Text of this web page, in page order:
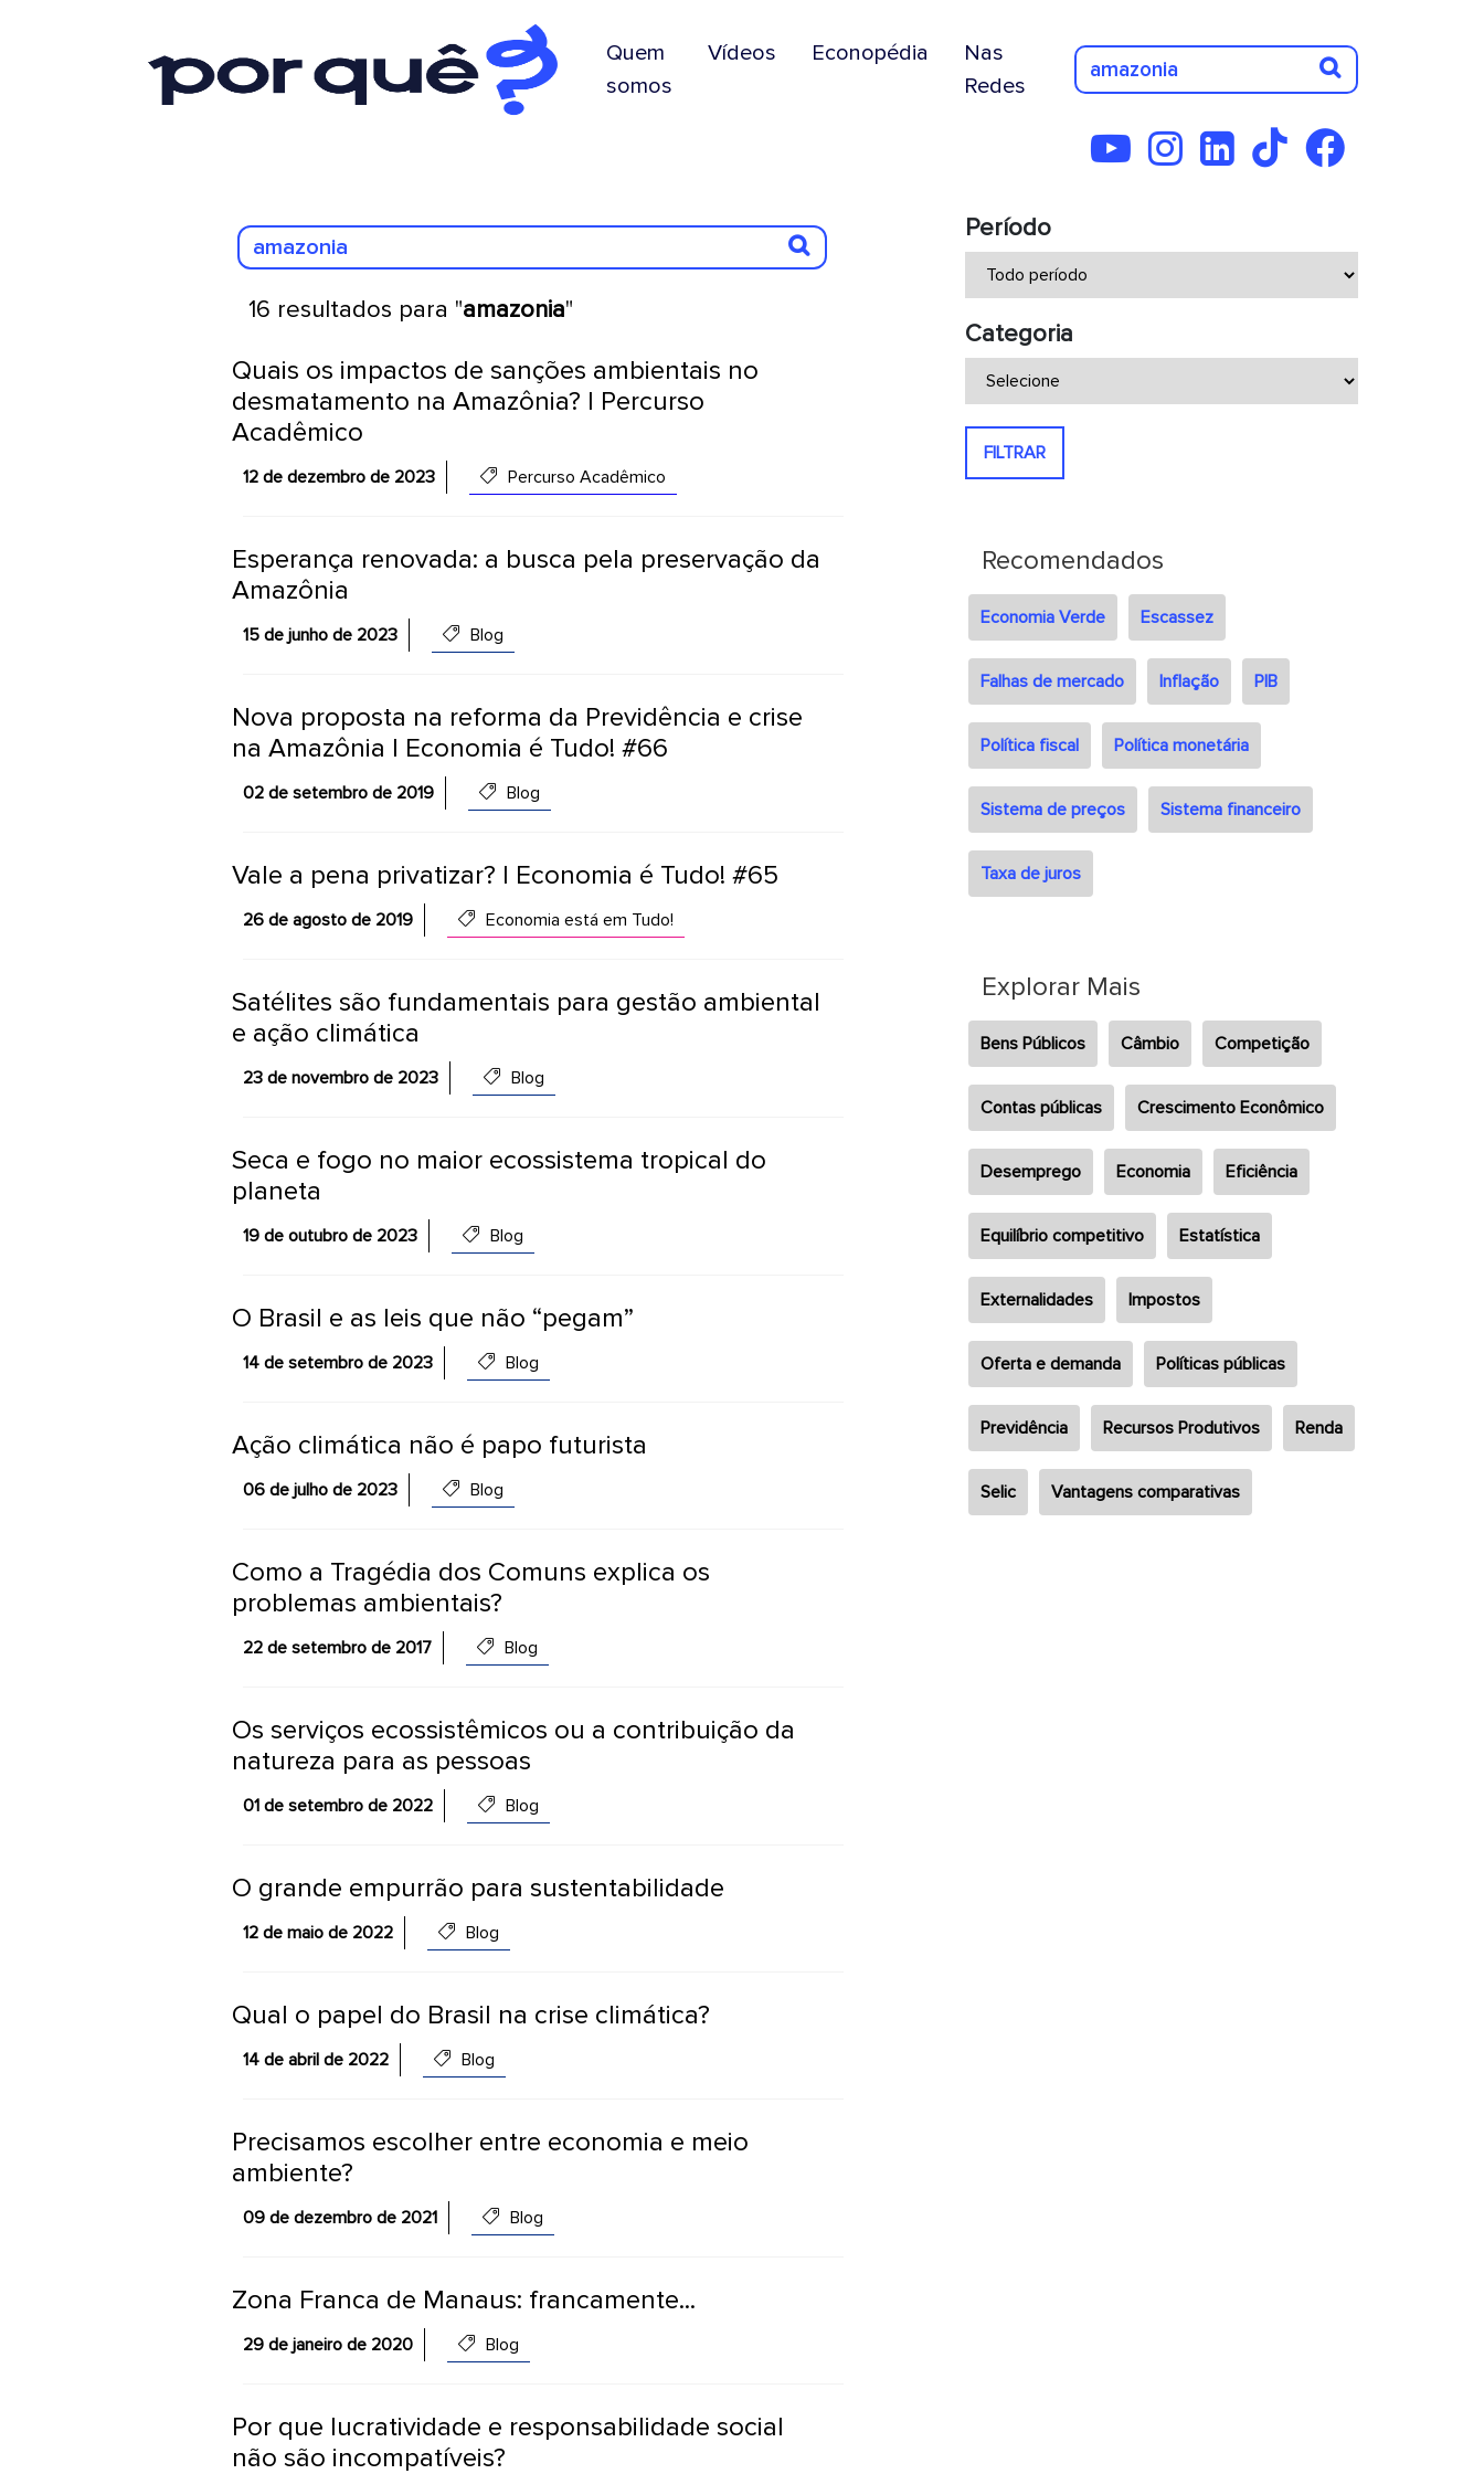
Quem
somos
Vídeos Econopédia
Nas
Redes
16 resultados para "amazonia"
Quais os impactos de sanções ambientais no
desmatamento na Amazônia? | Percurso
Acadêmico
12 de dezembro de 2023 Percurso Acadêmico
Esperança renovada: a busca pela preservação da
Amazônia
15 de junho de 2023 Blog
Nova proposta na reforma da Previdência e crise
na Amazônia | Economia é Tudo! #66
02 de setembro de 2019 Blog
Vale a pena privatizar? | Economia é Tudo! #65
26 de agosto de 2019 Economia está em Tudo!
Satélites são fundamentais para gestão ambiental
e ação climática
23 de novembro de 2023 Blog
Seca e fogo no maior ecossistema tropical do
planeta
19 de outubro de 2023 Blog
O Brasil e as leis que não “pegam”
14 de setembro de 2023 Blog
Ação climática não é papo futurista
06 de julho de 2023 Blog
Como a Tragédia dos Comuns explica os
problemas ambientais?
22 de setembro de 2017 Blog
Os serviços ecossistêmicos ou a contribuição da
natureza para as pessoas
01 de setembro de 2022 Blog
O grande empurrão para sustentabilidade
12 de maio de 2022 Blog
Qual o papel do Brasil na crise climática?
14 de abril de 2022 Blog
Precisamos escolher entre economia e meio
ambiente?
09 de dezembro de 2021 Blog
Zona Franca de Manaus: francamente...
29 de janeiro de 2020 Blog
Por que lucratividade e responsabilidade social
não são incompatíveis?
Período
Categoria
FILTRAR
Recomendados
Economia Verde Escassez
Falhas de mercado Inflação PIB
Política fiscal Política monetária
Sistema de preços Sistema financeiro
Taxa de juros
Explorar Mais
Bens Públicos Câmbio Competição
Contas públicas Crescimento Econômico
Desemprego Economia Eficiência
Equilíbrio competitivo Estatística
Externalidades Impostos
Oferta e demanda Políticas públicas
Previdência Recursos Produtivos Renda
Selic Vantagens comparativas